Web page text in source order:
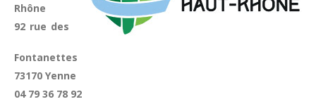
Rhône
92 rue des
Fontanettes
73170 Yenne
04 79 36 78 92